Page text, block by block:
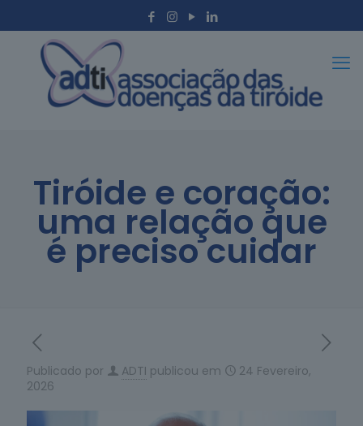
Tiróide e coração:
uma relação que
é preciso cuidar
Publicado por ADTI publicou em
24 Fevereiro,
2026